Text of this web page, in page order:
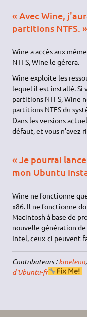
« Avec Wine,
partitions NTFS. »
Wine a accès aux
NTFS, Wine le gérera.
Wine exploite les
lequel il est installé. Si
partitions NTFS, Wine
partitions NTFS du
Dans les versions
défaut, et vous n'avez
« Je pourrai
mon Ubuntu
Wine ne fonctionne
x86. Il ne fonctionne
Macintosh à base de
nouvelle génération de
Intel, ceux-ci peuvent
Contributeurs :kmeleon,
d'Ubuntu-fr